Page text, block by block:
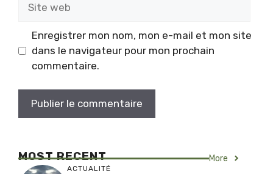
Enregistrer mon nom, mon e-mail et mon site
dans le navigateur pour mon prochain
commentaire.
MOST RECENT More
ACTUALITÉ